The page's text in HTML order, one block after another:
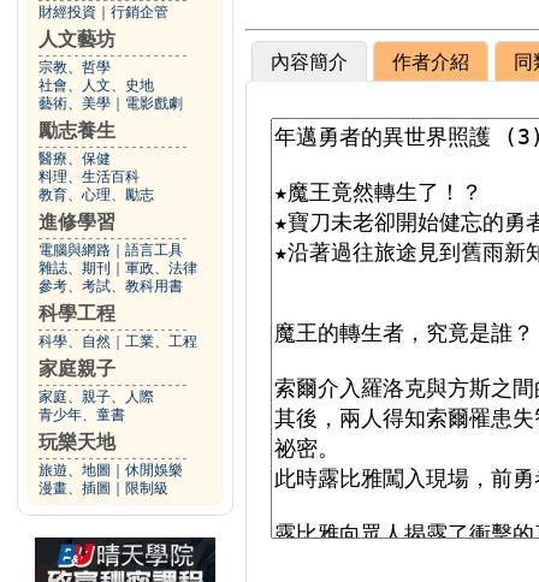
財經投資 行銷企管
人文藝坊
宗教、哲學
社會、人文、史地
藝術、美學
電影戲劇
勵志養生
醫療、保健
料理、生活百科
教育、心理、勵志
進修學習
電腦與網路
語言工具
雜誌、期刊
軍政、法律
參考、考試、教科用書
科學工程
科學、自然 工業、工程
家庭親子
家庭、親子、人際
青少年、童書
玩樂天地
旅遊、地圖
休閒娛樂
漫畫、插圖
限制級
內容簡介 作者介紹 同